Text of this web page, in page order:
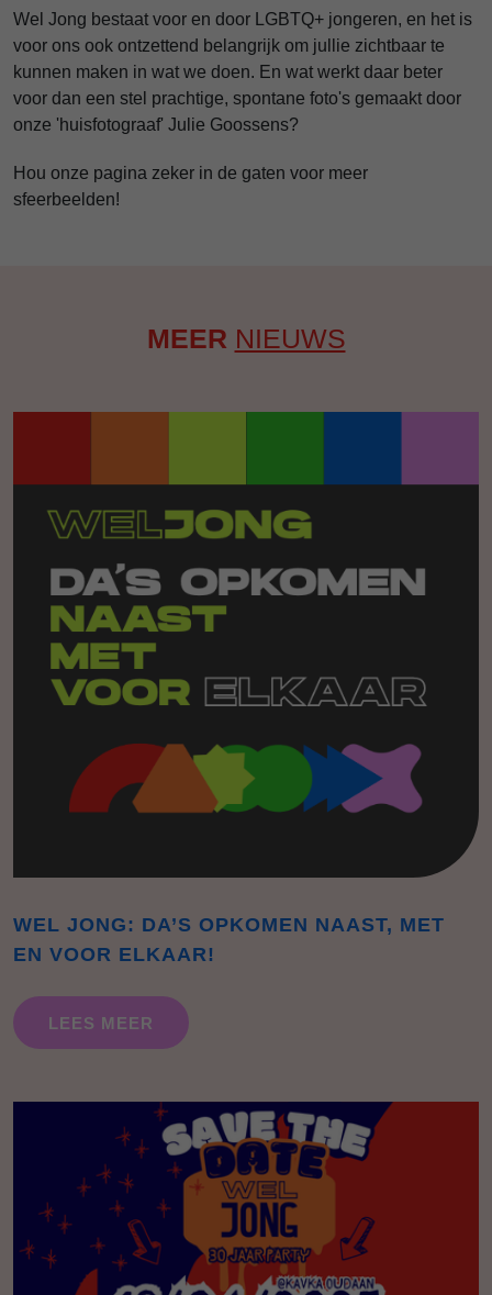
Wel Jong bestaat voor en door LGBTQ+ jongeren, en het is
voor ons ook ontzettend belangrijk om jullie zichtbaar te
kunnen maken in wat we doen. En wat werkt daar beter
voor dan een stel prachtige, spontane foto's gemaakt door
onze 'huisfotograaf' Julie Goossens?
Hou onze pagina zeker in de gaten voor meer
sfeerbeelden!
MEER NIEUWS
WEL JONG: DA’S OPKOMEN NAAST, MET
EN VOOR ELKAAR!
LEES MEER